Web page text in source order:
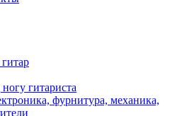
гитариста
фурнитура, механика,